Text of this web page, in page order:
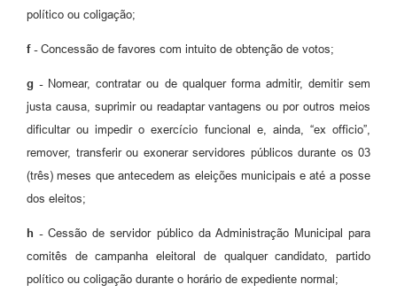
político ou coligação;
f - Concessão de favores com intuito de obtenção de votos;
g - Nomear, contratar ou de qualquer forma admitir, demitir sem
justa causa, suprimir ou readaptar vantagens ou por outros meios
dificultar ou impedir o exercício funcional e, ainda, “ex officio”,
remover, transferir ou exonerar servidores públicos durante os 03
(três) meses que antecedem as eleições municipais e até a posse
dos eleitos;
h -Cessão de servidor público da Administração Municipal para
comitês de campanha eleitoral de qualquer candidato, partido
político ou coligação durante o horário de expediente normal;